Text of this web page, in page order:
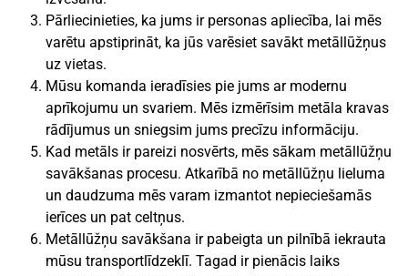
Pārliecinieties, ka jums ir personas apliecība, lai mēs
varētu apstiprināt, ka jūs varēsiet savākt metāllūžņus
uz vietas.
Mūsu komanda ieradīsies pie jums ar modernu
aprīkojumu un svariem. Mēs izmērīsim metāla kravas
rādījumus un sniegsim jums precīzu informāciju.
Kad metāls ir pareizi nosvērts, mēs sākam metāllūžņu
savākšanas procesu. Atkarībā no metāllūžņu lieluma
un daudzuma mēs varam izmantot nepieciešamās
ierīces un pat celtņus.
Metāllūžņu savākšana ir pabeigta un pilnībā iekrauta
mūsu transportlīdzeklī. Tagad ir pienācis laiks